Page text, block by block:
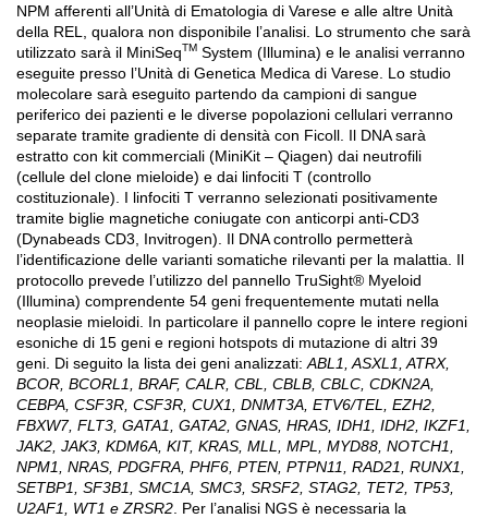
NPM afferenti all’Unità di Ematologia di Varese e alle altre Unità
della REL, qualora non disponibile l’analisi. Lo strumento che sarà
utilizzato sarà il MiniSeqTM System (Illumina) e le analisi verranno
eseguite presso l’Unità di Genetica Medica di Varese. Lo studio
molecolare sarà eseguito partendo da campioni di sangue
periferico dei pazienti e le diverse popolazioni cellulari verranno
separate tramite gradiente di densità con Ficoll. Il DNA sarà
estratto con kit commerciali (MiniKit – Qiagen) dai neutrofili
(cellule del clone mieloide) e dai linfociti T (controllo
costituzionale). I linfociti T verranno selezionati positivamente
tramite biglie magnetiche coniugate con anticorpi anti-CD3
(Dynabeads CD3, Invitrogen). Il DNA controllo permetterà
l’identificazione delle varianti somatiche rilevanti per la malattia. Il
protocollo prevede l’utilizzo del pannello TruSight® Myeloid
(Illumina) comprendente 54 geni frequentemente mutati nella
neoplasie mieloidi. In particolare il pannello copre le intere regioni
esoniche di 15 geni e regioni hotspots di mutazione di altri 39
geni. Di seguito la lista dei geni analizzati: ABL1, ASXL1, ATRX,
BCOR, BCORL1, BRAF, CALR, CBL, CBLB, CBLC, CDKN2A,
CEBPA, CSF3R, CSF3R, CUX1, DNMT3A, ETV6/TEL, EZH2,
FBXW7, FLT3, GATA1, GATA2, GNAS, HRAS, IDH1, IDH2, IKZF1,
JAK2, JAK3, KDM6A, KIT, KRAS, MLL, MPL, MYD88, NOTCH1,
NPM1, NRAS, PDGFRA, PHF6, PTEN, PTPN11, RAD21, RUNX1,
SETBP1, SF3B1, SMC1A, SMC3, SRSF2, STAG2, TET2, TP53,
U2AF1, WT1 e ZRSR2 . Per l’analisi NGS è necessaria la